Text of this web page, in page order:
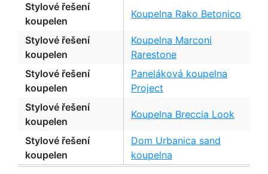
Stylové řešení
koupelen
Koupelna Rako Betonico
Stylové řešení
koupelen
Koupelna Marconi
Rarestone
Stylové řešení
koupelen
Paneláková koupelna
Project
Stylové řešení
koupelen
Koupelna Breccia Look
Stylové řešení
koupelen
Dom Urbanica sand
koupelna